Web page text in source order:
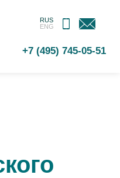
RUS
ENG
МОБИЛЬНОЕ
ПРИЛОЖЕНИЕ
ОБРАТНАЯ
СВЯЗЬ
+7 (495) 745-05-51